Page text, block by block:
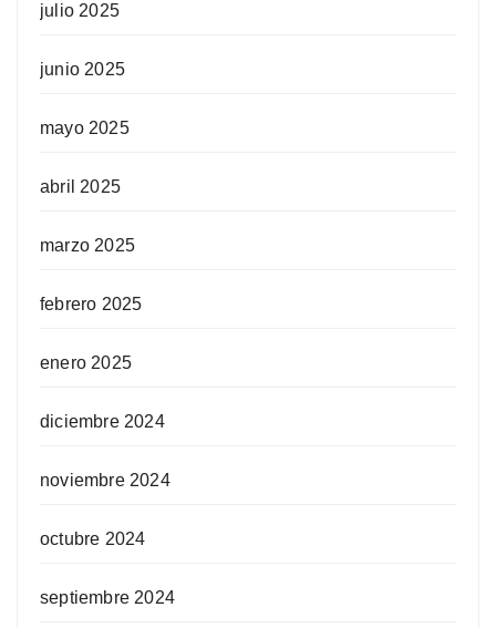
julio 2025
junio 2025
mayo 2025
abril 2025
marzo 2025
febrero 2025
enero 2025
diciembre 2024
noviembre 2024
octubre 2024
septiembre 2024